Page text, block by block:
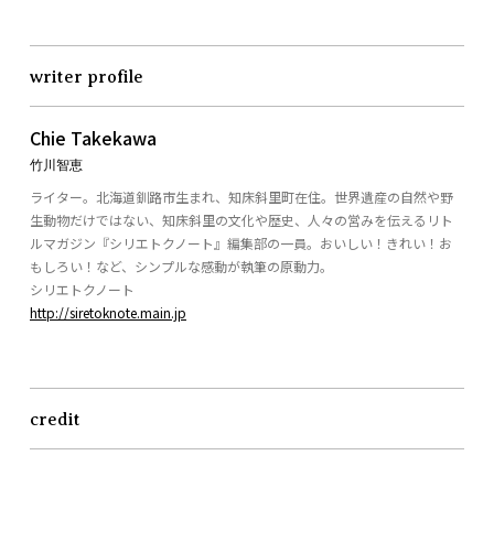
writer profile
Chie Takekawa
竹川智恵
ライター。北海道釧路市生まれ、知床斜里町在住。世界遺産の自然や野
生動物だけではない、知床斜里の文化や歴史、人々の営みを伝えるリト
ルマガジン『シリエトクノート』編集部の一員。おいしい！きれい！お
もしろい！など、シンプルな感動が執筆の原動力。
シリエトクノート
http://siretoknote.main.jp
credit